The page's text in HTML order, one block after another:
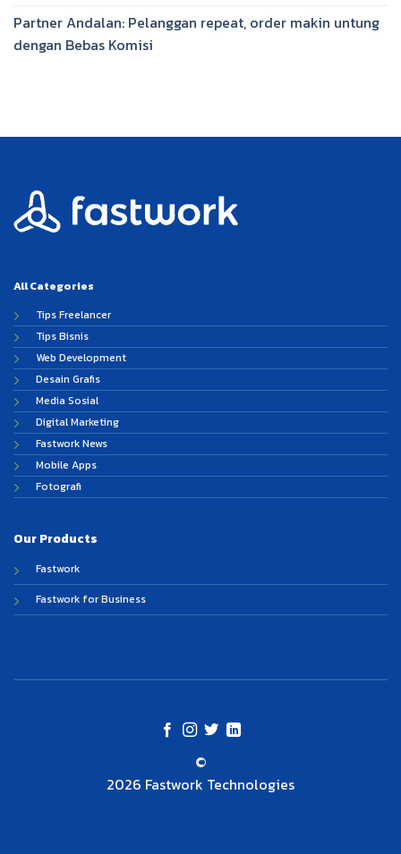
Partner Andalan: Pelanggan repeat, order makin untung
dengan Bebas Komisi
All Categories
Tips Freelancer
Tips Bisnis
Web Development
Desain Grafis
Media Sosial
Digital Marketing
Fastwork News
Mobile Apps
Fotografi
Our Products
Fastwork
Fastwork for Business
©
2026 Fastwork Technologies